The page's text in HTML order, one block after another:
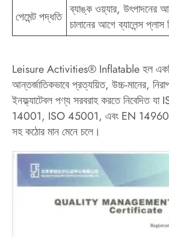
পেমেন্ট পদ্ধতি ব্যাঙ্ক ওয়্যার,
চালানের আগে ব্যালেন্স প্লাস
Leisure Activities® Inflatable হল একটি
আন্তর্জাতিকভাবে প্রত্যয়িত, উচ্চ-মানের,
ইনফ্ল্যাটেবল পণ্য সরবরাহ করতে নিবেদিত
14001, ISO 45001, এবং EN 14960-
সহ কঠোর মান মেনে চলে।